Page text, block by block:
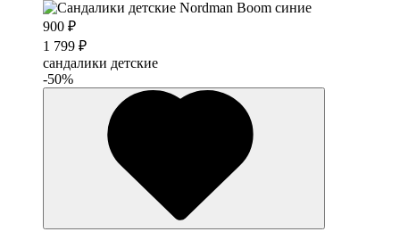
900 ₽
1 799 ₽
сандалики детские
-50%